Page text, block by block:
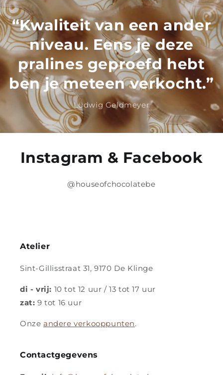
“Kwaliteit van een ander
niveau. Eens je deze
pralines geproefd hebt
ben je meteen verkocht.”
Ludwig Geldmeyer
Instagram & Facebook
@houseofchocolatebe
Atelier
Sint-Gillisstraat 31, 9170 De Klinge
di - vrij: 10 tot 12 uur / 13 tot 17 uur
zat: 9 tot 16 uur
Onze andere verkooppunten.
Contactgegevens